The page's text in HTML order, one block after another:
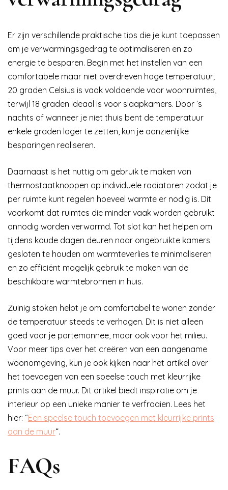
Er zijn verschillende praktische tips die je kunt toepassen
om je verwarmingsgedrag te optimaliseren en zo
energie te besparen. Begin met het instellen van een
comfortabele maar niet overdreven hoge temperatuur;
20 graden Celsius is vaak voldoende voor woonruimtes,
terwijl 18 graden ideaal is voor slaapkamers. Door ’s
nachts of wanneer je niet thuis bent de temperatuur
enkele graden lager te zetten, kun je aanzienlijke
besparingen realiseren.
Daarnaast is het nuttig om gebruik te maken van
thermostaatknoppen op individuele radiatoren zodat je
per ruimte kunt regelen hoeveel warmte er nodig is. Dit
voorkomt dat ruimtes die minder vaak worden gebruikt
onnodig worden verwarmd. Tot slot kan het helpen om
tijdens koude dagen deuren naar ongebruikte kamers
gesloten te houden om warmteverlies te minimaliseren
en zo efficiënt mogelijk gebruik te maken van de
beschikbare warmtebronnen in huis.
Zuinig stoken helpt je om comfortabel te wonen zonder
de temperatuur steeds te verhogen. Dit is niet alleen
goed voor je portemonnee, maar ook voor het milieu.
Voor meer tips over het creëren van een aangename
woonomgeving, kun je ook kijken naar het artikel over
het toevoegen van een speelse touch met kleurrijke
prints aan de muur. Dit artikel biedt inspiratie om je
interieur op een unieke manier te verfraaien. Lees het
hier: “Een speelse touch toevoegen met kleurrijke prints
aan de muur“.
FAQs